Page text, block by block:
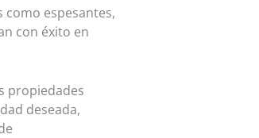
espesantes,
con éxito en
propiedades
deseada,